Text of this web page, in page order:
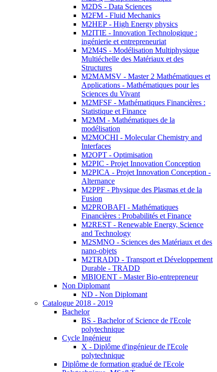
M2DS - Data Sciences
M2FM - Fluid Mechanics
M2HEP - High Energy physics
M2ITIE - Innovation Technologique :
ingénierie et entrepreneuriat
M2M4S - Modélisation Multiphysique
Multiéchelle des Matériaux et des
Structures
M2MAMSV - Master 2 Mathématiques et
Applications - Mathématiques pour les
Sciences du Vivant
M2MFSF - Mathématiques Financières :
Statistique et Finance
M2MM - Mathématiques de la
modélisation
M2MOCHI - Molecular Chemistry and
Interfaces
M2OPT - Optimisation
M2PIC - Projet Innovation Conception
M2PICA - Projet Innovation Conception -
Alternance
M2PPF - Physique des Plasmas et de la
Fusion
M2PROBAFI - Mathématiques
Financières : Probabilités et Finance
M2REST - Renewable Energy, Science
and Technology
M2SMNO - Sciences des Matériaux et des
nano-objets
M2TRADD - Transport et Développement
Durable - TRADD
MBIOENT - Master Bio-entrepreneur
Non Diplomant
ND - Non Diplomant
Catalogue 2018 - 2019
Bachelor
BS - Bachelor of Science de l'Ecole
polytechnique
Cycle Ingénieur
X - Diplôme d'ingénieur de l'Ecole
polytechnique
Diplôme de formation gradué de l'Ecole